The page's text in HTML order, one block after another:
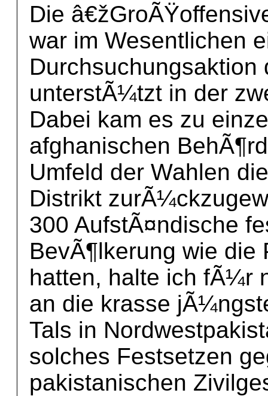
Die
war im Wesentlichen
Durchsuchungsaktion
unterstÃ¼tzt in der
Dabei kam es zu
afghanischen
Umfeld der Wahlen
Distrikt
300 AufstÃ¤ndische
BevÃ¶lkerung wie
hatten, halte ich fÃ¼r
an die krasse
Tals in
solches Festsetzen
pakistanischen